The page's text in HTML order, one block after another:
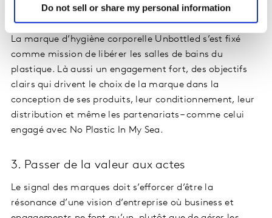
Do not sell or share my personal information
audioprothésistes qui les rejoignent.
La marque d’hygiène corporelle Unbottled s’est fixé
comme mission de libérer les salles de bains du
plastique. Là aussi un engagement fort, des objectifs
clairs qui drivent le choix de la marque dans la
conception de ses produits, leur conditionnement, leur
distribution et même les partenariats – comme celui
engagé avec No Plastic In My Sea.
3. Passer de la valeur aux actes
Le signal des marques doit s’efforcer d’être la
résonance d’une vision d’entreprise où business et